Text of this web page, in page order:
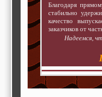
Благодаря
стабильно
качество
заказчиков от
Надеемся,